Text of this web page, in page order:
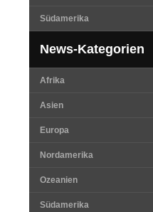
Südamerika
News-Kategorien
Afrika
Asien
Europa
Nordamerika
Ozeanien
Südamerika